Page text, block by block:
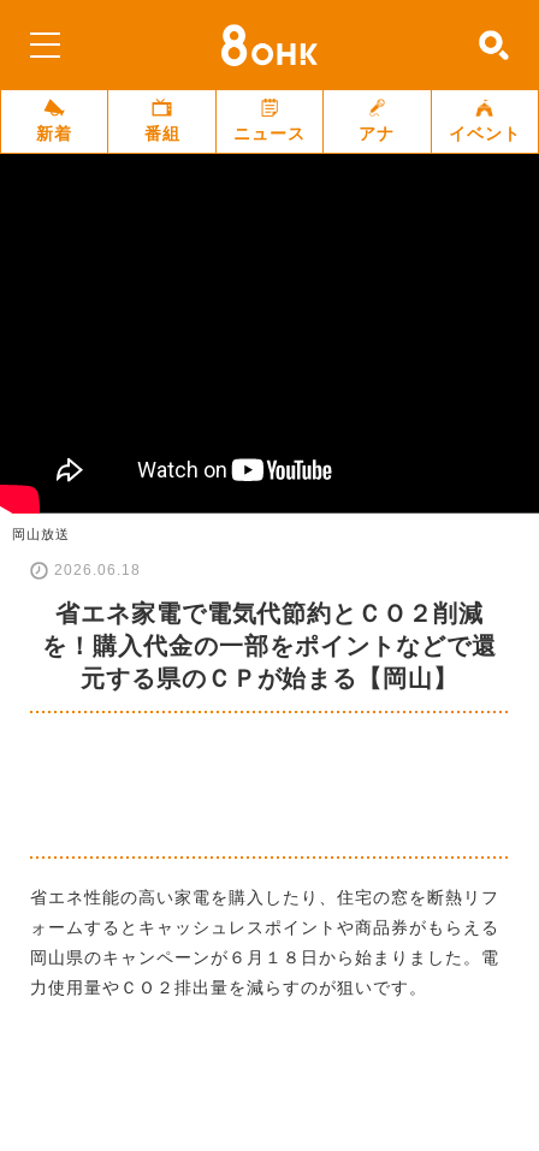
新着 番組 ニュース アナ イベント
岡山放送
2026.06.18
省エネ家電で電気代節約とＣＯ２削減
を！購入代金の一部をポイントなどで還
元する県のＣＰが始まる【岡山】
省エネ性能の高い家電を購入したり、住宅の窓を断熱リフ
ォームするとキャッシュレスポイントや商品券がもらえる
岡山県のキャンペーンが６月１８日から始まりました。電
力使用量やＣＯ２排出量を減らすのが狙いです。